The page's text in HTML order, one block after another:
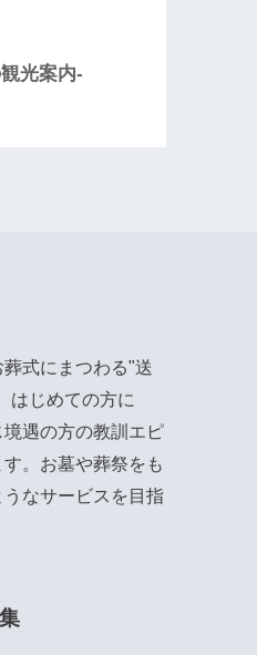
光案内-
式にまつわる"送
はじめての方に
遇の方の教訓エピ
。お墓や葬祭をも
なサービスを目指